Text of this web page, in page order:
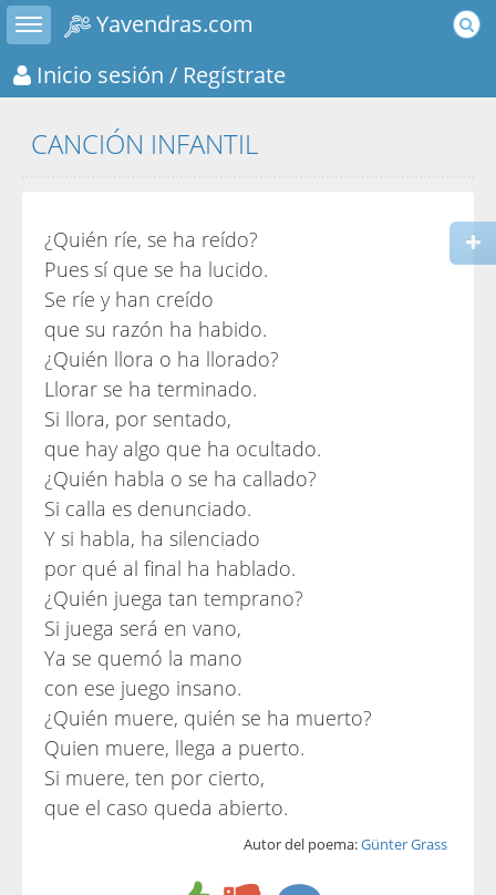
Toggle sidebar
Yavendras.com
Inicio sesión / Regístrate
CANCIÓN INFANTIL
¿Quién ríe, se ha reído?
Pues sí que se ha lucido.
Se ríe y han creído
que su razón ha habido.
¿Quién llora o ha llorado?
Llorar se ha terminado.
Si llora, por sentado,
que hay algo que ha ocultado.
¿Quién habla o se ha callado?
Si calla es denunciado.
Y si habla, ha silenciado
por qué al final ha hablado.
¿Quién juega tan temprano?
Si juega será en vano,
Ya se quemó la mano
con ese juego insano.
¿Quién muere, quién se ha muerto?
Quien muere, llega a puerto.
Si muere, ten por cierto,
que el caso queda abierto.
Autor del poema:Günter Grass